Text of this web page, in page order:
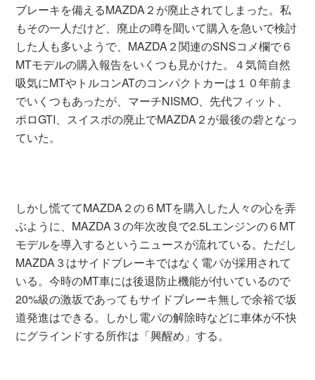
ブレーキを備えるMAZDA２が廃止されてしまった。私
もその一人だけど、廃止の噂を聞いて購入を急いで検討
した人も多いようで、MAZDA２関連のSNSコメ欄で６
MTモデルの購入報告をいくつも見かけた。４気筒自然
吸気にMTやトルコンATのコンパクトカーは１０年前ま
でいくつもあったが、マーチNISMO、先代フィット、
ポロGTI、スイスポの廃止でMAZDA２が最後の砦となっ
ていた。
しかし慌ててMAZDA２の６MTを購入した人々の心を弄
ぶように、MAZDA３の年次改良で2.5Lエンジンの６MT
モデルを導入するというニュースが流れている。ただし
MAZDA３はサイドブレーキではなく電パが採用されて
いる。今時のMT車には後退防止機能が付いているので
20%級の激坂であってもサイドブレーキ無しで余裕で坂
道発進はできる。しかし電パの解除時などに車体が不快
にグラインドする所作は「興醒め」する。